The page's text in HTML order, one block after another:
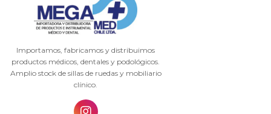
Importamos, fabricamos y distribuimos
productos médicos, dentales y podológicos.
Amplio stock de sillas de ruedas y mobiliario
clínico.